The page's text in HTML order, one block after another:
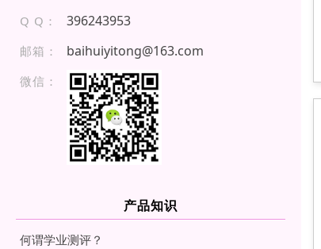
Q Q： 396243953
邮箱： baihuiyitong@163.com
微信：
产品知识
何谓学业测评？